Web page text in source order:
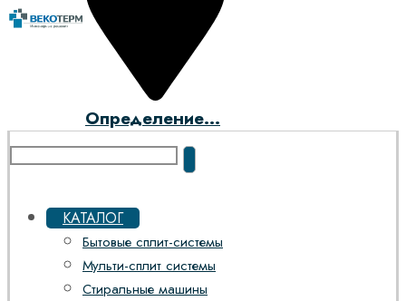
Определение...
КАТАЛОГ
Бытовые сплит-системы
Мульти-сплит системы
Стиральные машины